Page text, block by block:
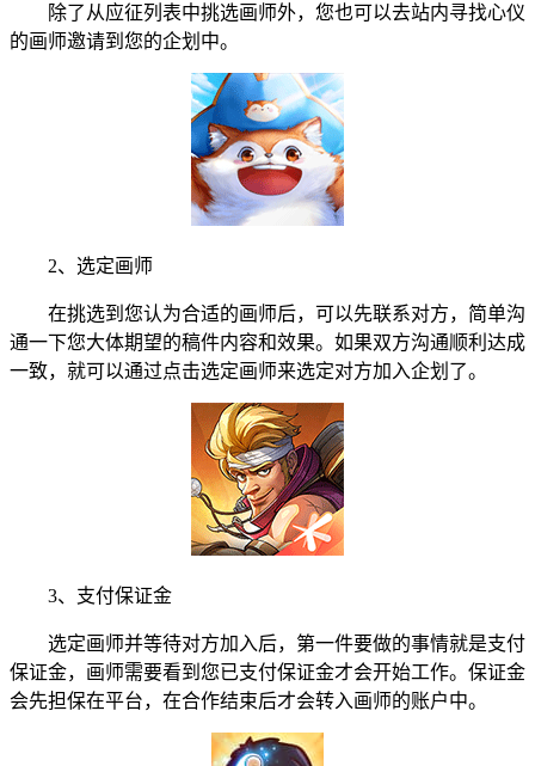
除了从应征列表中挑选画师外，您也可以去站内寻找心仪
的画师邀请到您的企划中。
2、选定画师
在挑选到您认为合适的画师后，可以先联系对方，简单沟
通一下您大体期望的稿件内容和效果。如果双方沟通顺利达成
一致，就可以通过点击选定画师来选定对方加入企划了。
3、支付保证金
选定画师并等待对方加入后，第一件要做的事情就是支付
保证金，画师需要看到您已支付保证金才会开始工作。保证金
会先担保在平台，在合作结束后才会转入画师的账户中。